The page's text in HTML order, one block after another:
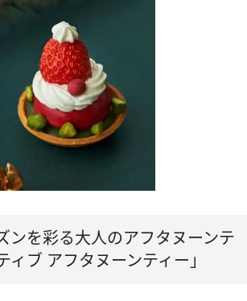
ンを彩る大人のアフタヌーンテ
ィブ アフタヌーンティー」